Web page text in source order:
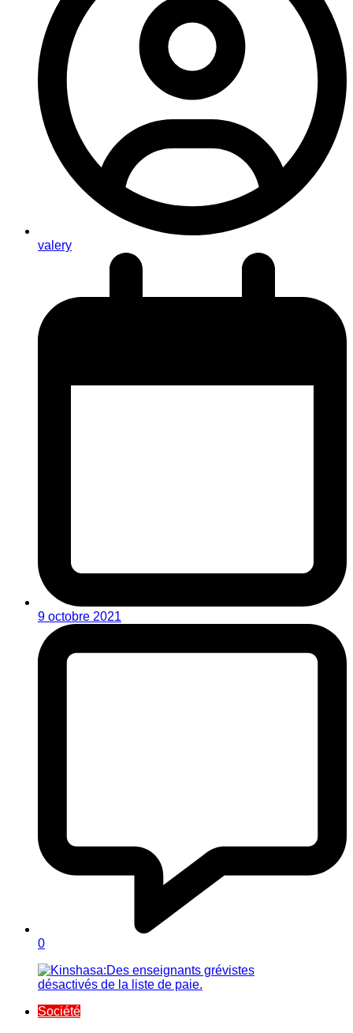
valery
9 octobre 2021
0
Société